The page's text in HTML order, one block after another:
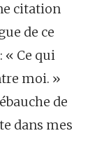
citation
de ce
Ce qui
moi. »
de
dans mes